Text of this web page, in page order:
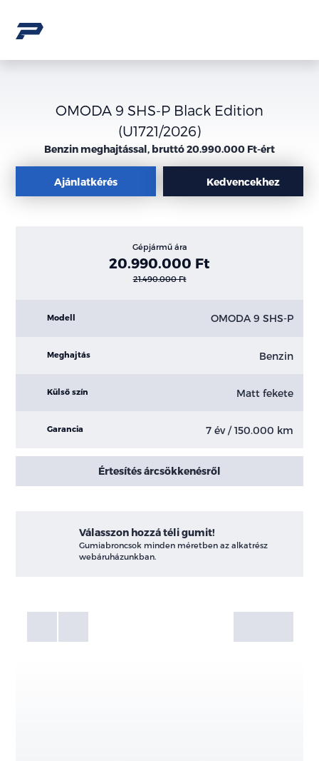
OMODA 9 SHS-P Black Edition
(U1721/2026)
Benzin meghajtással, bruttó 20.990.000 Ft-ért
Ajánlatkérés Kedvencekhez
Gépjármű ára
20.990.000 Ft
21.490.000 Ft
Modell OMODA 9 SHS-P
Meghajtás Benzin
Külső szín Matt fekete
Garancia 7 év / 150.000 km
Értesítés árcsökkenésről
Válasszon hozzá téli gumit!
Gumiabroncsok minden méretben az alkatrész
webáruházunkban.
Galéria